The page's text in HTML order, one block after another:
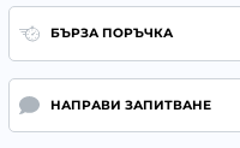
БЪРЗА ПОРЪЧКА
НАПРАВИ ЗАПИТВАНЕ